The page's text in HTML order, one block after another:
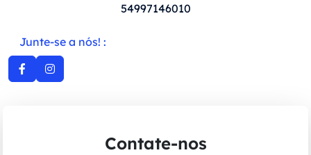
54997146010
Junte-se a nós! :
Contate-nos